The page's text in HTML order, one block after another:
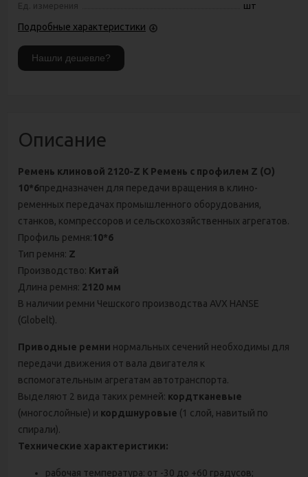
Ед. измерения шт
Подробные характеристики
Описание
Ремень клиновой 2120-Z К Ремень с профилем Z (O)
10*6предназначен для передачи вращения в клино-
ременных передачах промышленного оборудования,
станков, компрессоров и сельскохозяйственных агрегатов.
Профиль ремня:10*6
Тип ремня: Z
Производство: Китай
Длина ремня: 2120 мм
В наличии ремни Чешского производства AVX HANSE
(Globelt).
Приводные ремни нормальных сечений необходимы для
передачи движения от вала двигателя к
вспомогательным агрегатам автотранспорта.
Выделяют 2 вида таких ремней: кордтканевые
(многослойные) и кордшнуровые (1 слой, навитый по
спирали).
Технические характеристики:
рабочая температура: от -30 до +60 градусов;